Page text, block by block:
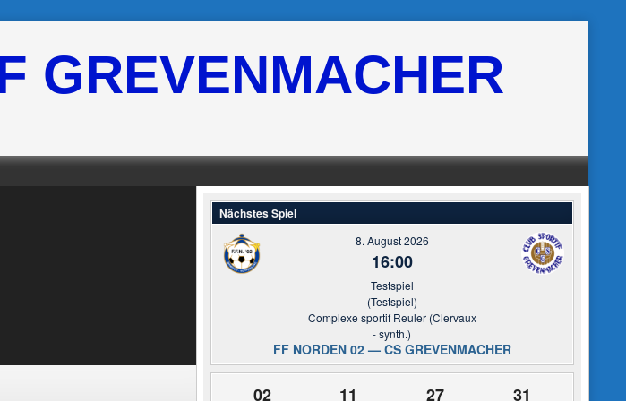
GREVENMACHER
Nächstes Spiel
8. August 2026
16:00
Testspiel
(Testspiel)
Complexe sportif Reuler (Clervaux
- synth.)
FF NORDEN 02 — CS GREVENMACHER
02 11 27 31